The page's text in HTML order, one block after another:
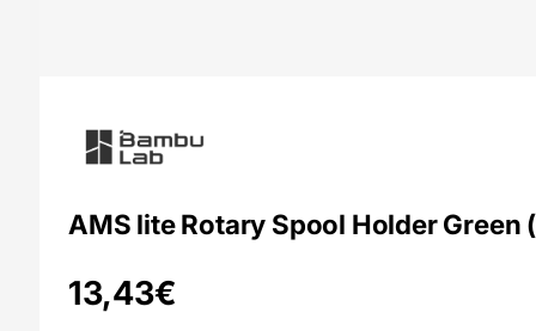
AMS lite Rotary Spool Holder Green
13,43€